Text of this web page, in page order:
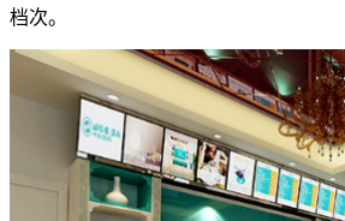
档次。